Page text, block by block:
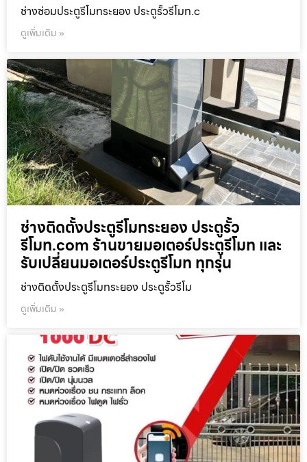
ช่างซ่อมประตูรีโมทระยอง ประตูรั้วรีโมท.c
ดูเพิ่มเติม »
ช่างติดตั้งประตูรีโมทระยอง ประตูรั้ว
รีโมท.com ร้านขายมอเตอร์ประตูรีโมท และ
รับเปลี่ยนมอเตอร์ประตูรีโมท ทุกรุ่น
ช่างติดตั้งประตูรีโมทระยอง ประตูรั้วรีโม
ดูเพิ่มเติม »